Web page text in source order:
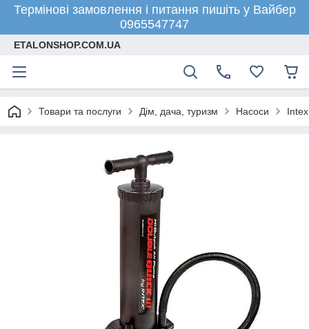
Термінові замовлення і питання пишіть у Вайбер
0965547747
ETALONSHOP.COM.UA
Товари та послуги Дім, дача, туризм Насоси